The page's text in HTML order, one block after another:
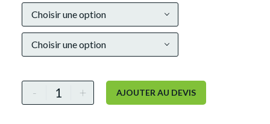
Choisir une option
Choisir une option
- + AJOUTER AU DEVIS
Alternative: